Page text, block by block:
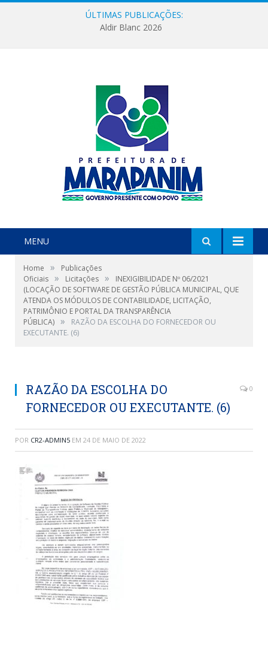
ÚLTIMAS PUBLICAÇÕES:
Aldir Blanc 2026
MENU
Home »
Publicações
Oficiais » Licitações »
INEXIGIBILIDADE Nº 06/2021
(LOCAÇÃO DE SOFTWARE DE GESTÃO PÚBLICA MUNICIPAL, QUE
ATENDA OS MÓDULOS DE CONTABILIDADE, LICITAÇÃO,
PATRIMÔNIO E PORTAL DA TRANSPARÊNCIA
PÚBLICA) »
RAZÃO DA ESCOLHA DO FORNECEDOR OU
EXECUTANTE. (6)
RAZÃO DA ESCOLHA DO
FORNECEDOR OU EXECUTANTE. (6)
0
POR CR2-ADMIN5 EM 24 DE MAIO DE 2022